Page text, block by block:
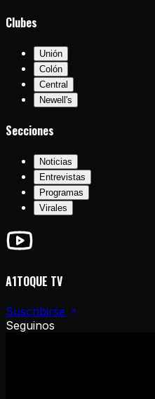
Clubes
Unión
Colón
Central
Newell's
Secciones
Noticias
Entrevistas
Programas
Virales
A1TOQUE TV
Suscribirse
Seguinos